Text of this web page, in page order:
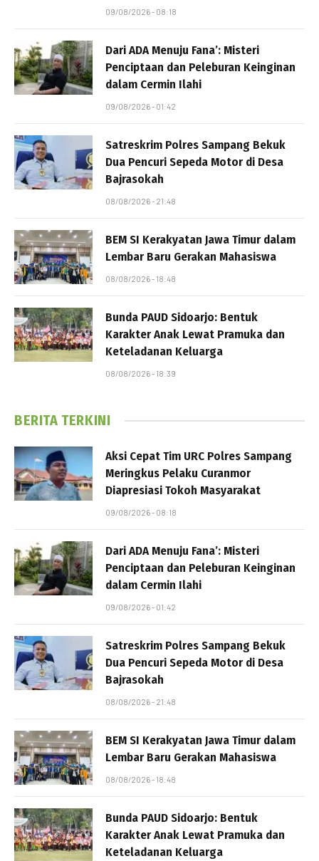
09/08/2026 - 08:18
Dari ADA Menuju Fana’: Misteri
Penciptaan dan Peleburan Keinginan
dalam Cermin Ilahi
09/08/2026 - 01:42
Satreskrim Polres Sampang Bekuk
Dua Pencuri Sepeda Motor di Desa
Bajrasokah
08/08/2026 - 21:48
BEM SI Kerakyatan Jawa Timur dalam
Lembar Baru Gerakan Mahasiswa
08/08/2026 - 18:48
Bunda PAUD Sidoarjo: Bentuk
Karakter Anak Lewat Pramuka dan
Keteladanan Keluarga
08/08/2026 - 18:39
BERITA TERKINI
Aksi Cepat Tim URC Polres Sampang
Meringkus Pelaku Curanmor
Diapresiasi Tokoh Masyarakat
09/08/2026 - 08:18
Dari ADA Menuju Fana’: Misteri
Penciptaan dan Peleburan Keinginan
dalam Cermin Ilahi
09/08/2026 - 01:42
Satreskrim Polres Sampang Bekuk
Dua Pencuri Sepeda Motor di Desa
Bajrasokah
08/08/2026 - 21:48
BEM SI Kerakyatan Jawa Timur dalam
Lembar Baru Gerakan Mahasiswa
08/08/2026 - 18:48
Bunda PAUD Sidoarjo: Bentuk
Karakter Anak Lewat Pramuka dan
Keteladanan Keluarga